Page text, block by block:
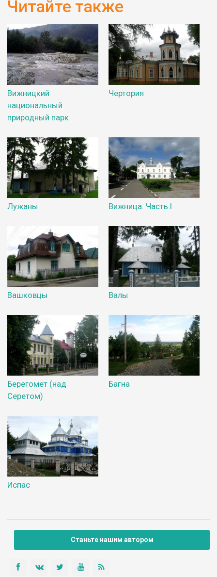
Читайте также
Вижницкий
национальный
природный парк
Чертория
Лужаны Вижница. Часть І
Вашковцы Валы
Берегомет (над
Серетом)
Багна
Испас
Станьте нашим автором